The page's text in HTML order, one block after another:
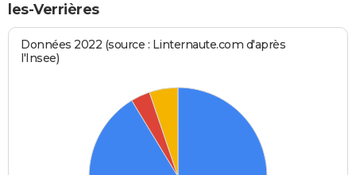
les-Verrières
Données 2022 (source : Linternaute.com d'après
l'Insee)